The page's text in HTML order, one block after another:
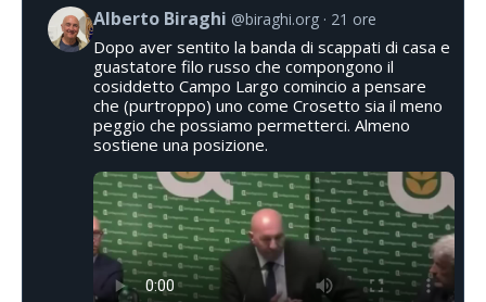
Alberto Biraghi @biraghi.org 21 ore
Dopo aver sentito la banda di scappati di casa e
guastatore filo russo che compongono il
cosiddetto Campo Largo comincio a pensare
che (purtroppo) uno come Crosetto sia il meno
peggio che possiamo permetterci. Almeno
sostiene una posizione.